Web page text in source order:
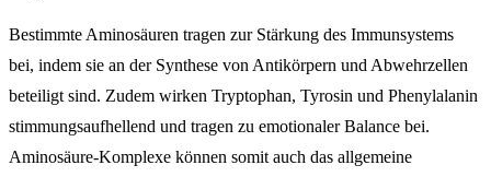
Bestimmte Aminosäuren tragen zur Stärkung des Immunsystems
bei, indem sie an der Synthese von Antikörpern und Abwehrzellen
beteiligt sind. Zudem wirken Tryptophan, Tyrosin und Phenylalanin
stimmungsaufhellend und tragen zu emotionaler Balance bei.
Aminosäure-Komplexe können somit auch das allgemeine